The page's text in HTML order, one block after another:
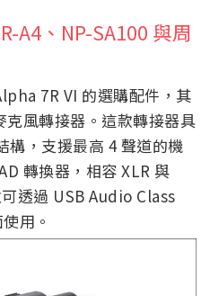
A4、NP-SA100 與周
7R VI 的選購配件，其
克風轉接器。這款轉接器具
構，支援最高 4 聲道的機
轉換器，相容 XLR 與
透過 USB Audio Class
用。